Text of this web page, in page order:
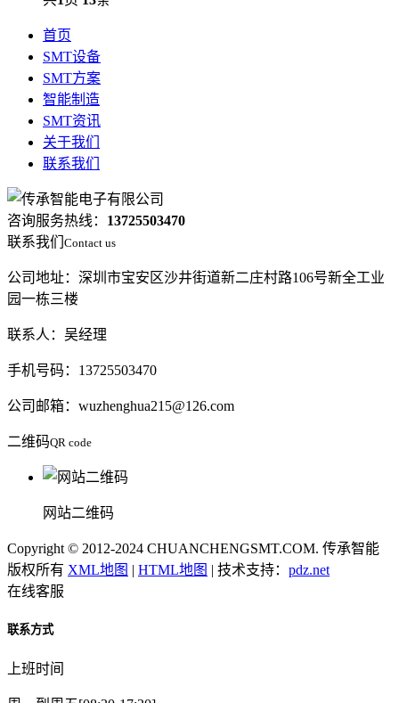
首页
SMT设备
SMT方案
智能制造
SMT资讯
关于我们
联系我们
咨询服务热线： 13725503470
联系我们 Contact us
公司地址：深圳市宝安区沙井街道新二庄村路106号新全工业
园一栋三楼
联系人：吴经理
手机号码：13725503470
公司邮箱：wuzhenghua215@126.com
二维码QR code
网站二维码
Copyright © 2012-2024 CHUANCHENGSMT.COM. 传承智能
版权所有 XML地图 | HTML地图 | 技术支持： pdz.net
在线客服
联系方式
上班时间